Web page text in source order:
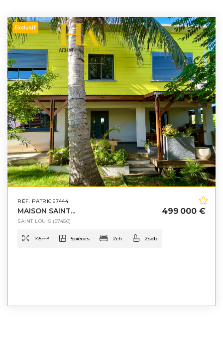
Bien
Actualités
Mes
favoris
Mon
compte
Exclusif
RÉF. PATRICE7444
MAISON SAINT...
SAINT LOUIS (97450)
499 000 €
145m² 5pièces 2ch. 2sdb